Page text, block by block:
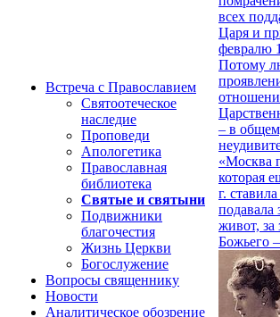
Встреча с Православием
Святоотеческое
наследие
Проповеди
Апологетика
Православная
библиотека
Святые и святыни
Подвижники
благочестия
Жизнь Церкви
Богослужение
Вопросы священнику
Новости
Аналитическое обозрение
всех
Царя и
февралю
Потому
– в
«Москва
которая
г.
подавала
живот, за
Божьего